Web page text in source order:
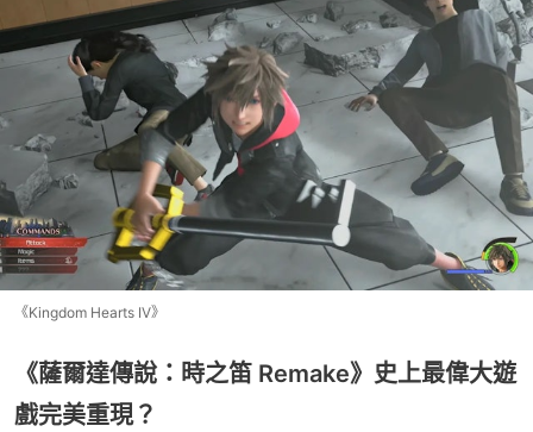
《Kingdom Hearts IV》
《薩爾達傳說：時之笛 Remake》史上最偉大遊
戲完美重現？